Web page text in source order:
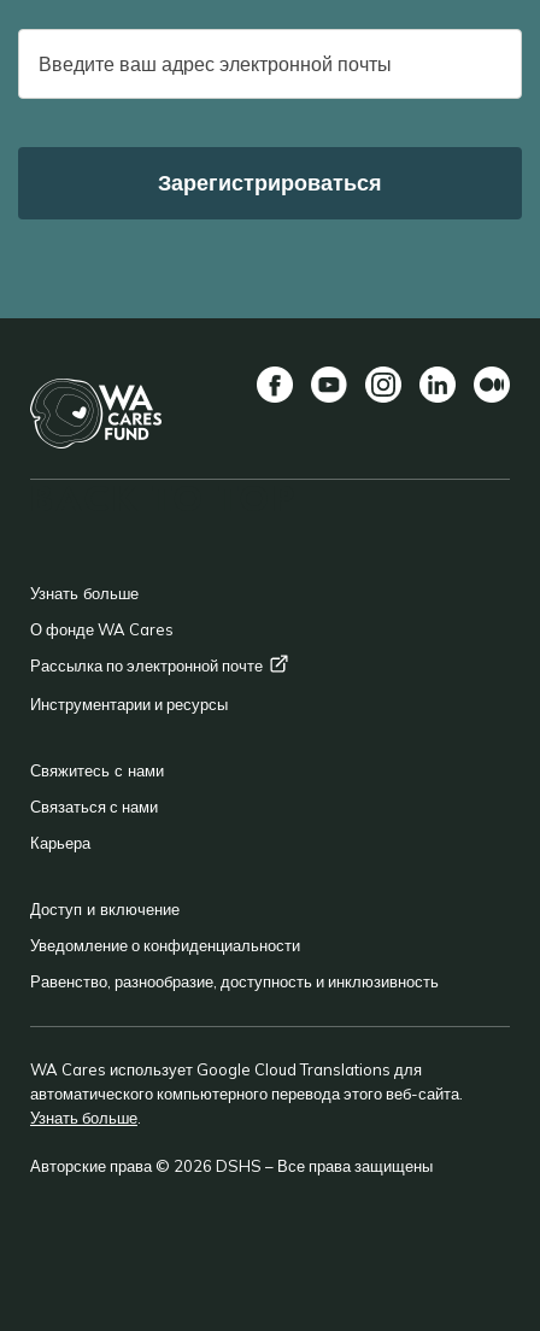
mail
адрес
Узнать больше
О фонде WA Cares
Рассылка по электронной почте
Инструментарии и ресурсы
Свяжитесь с нами
Связаться с нами
Карьера
Доступ и включение
Уведомление о конфиденциальности
Равенство, разнообразие, доступность и инклюзивность
WA Cares использует Google Cloud Translations для
автоматического компьютерного перевода этого веб-сайта.
Узнать больше
Авторские права © 2026 DSHS – Все права защищены